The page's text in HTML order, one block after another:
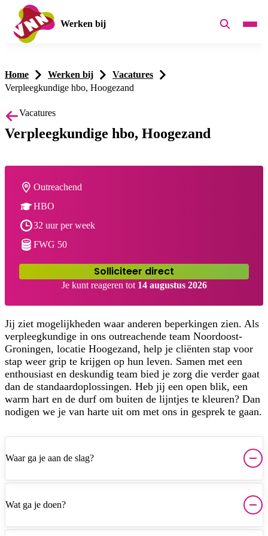
Werken bij
Home Werken bij
Vacatures
Verpleegkundige hbo, Hoogezand
Vacatures
Verpleegkundige hbo, Hoogezand
Werkplek:
Outreachend
Opleiding:
HBO
Dienstverband:
32 uur per week
Salaris:
FWG 50
Solliciteer direct
Je kunt reageren tot 14 augustus 2026
Jij ziet mogelijkheden waar anderen beperkingen zien. Als
verpleegkundige in ons outreachende team Noordoost-
Groningen, locatie Hoogezand, help je cliënten stap voor
stap weer grip te krijgen op hun leven. Samen met een
enthousiast en deskundig team bied je zorg die verder gaat
dan de standaardoplossingen. Heb jij een open blik, een
warm hart en de durf om buiten de lijntjes te kleuren? Dan
nodigen we je van harte uit om met ons in gesprek te gaan.
Waar ga je aan de slag?
Wat ga je doen?